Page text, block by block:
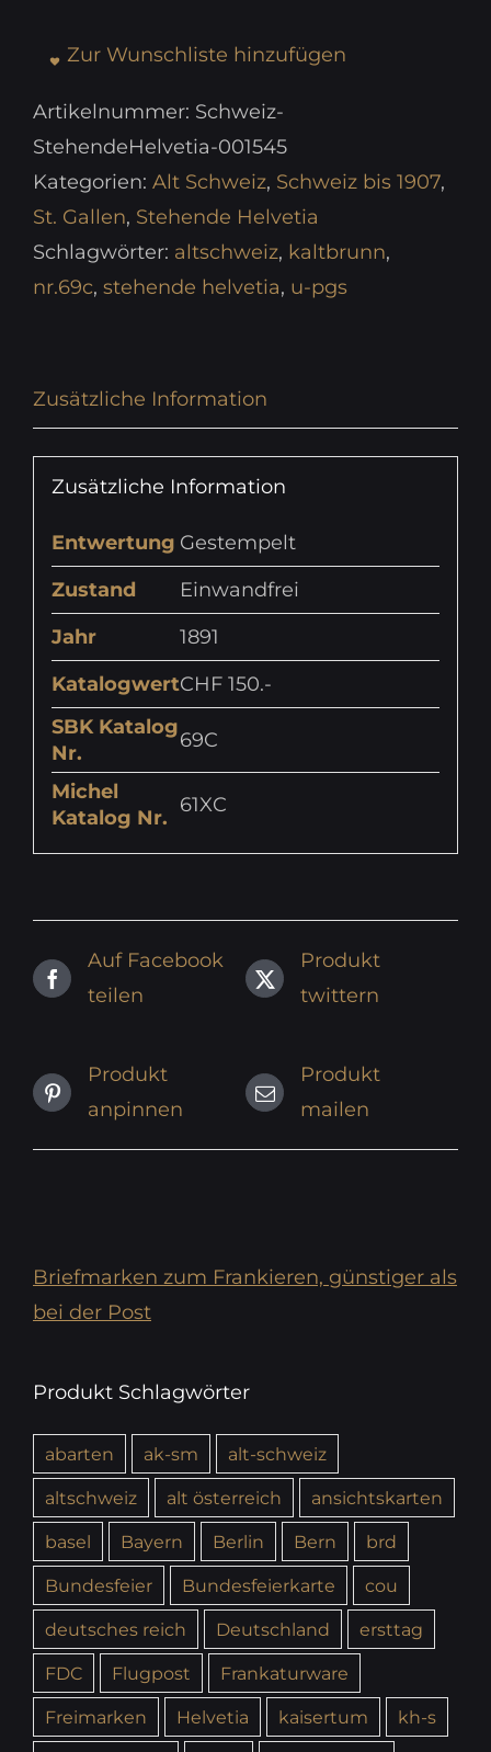
Zur Wunschliste hinzufügen
Artikelnummer: Schweiz-
StehendeHelvetia-001545
Kategorien: Alt Schweiz, Schweiz bis 1907,
St. Gallen, Stehende Helvetia
Schlagwörter: altschweiz, kaltbrunn,
nr.69c, stehende helvetia, u-pgs
Zusätzliche Information
Zusätzliche Information
Entwertung Gestempelt
Zustand
Einwandfrei
Jahr
1891
KatalogwertCHF 150.-
SBK Katalog
Nr.
69C
Michel
Katalog Nr.
61XC
Auf Facebook
teilen
Produkt
twittern
Produkt
anpinnen
Produkt
mailen
Briefmarken zum Frankieren, günstiger als
bei der Post
Produkt Schlagwörter
abarten ak-sm
alt-schweiz
altschweiz
alt österreich
ansichtskarten
basel
Bayern Berlin Bern
brd
Bundesfeier
Bundesfeierkarte
cou
deutsches reich
Deutschland
ersttag
FDC
Flugpost
Frankaturware
Freimarken
Helvetia kaisertum
kh-s